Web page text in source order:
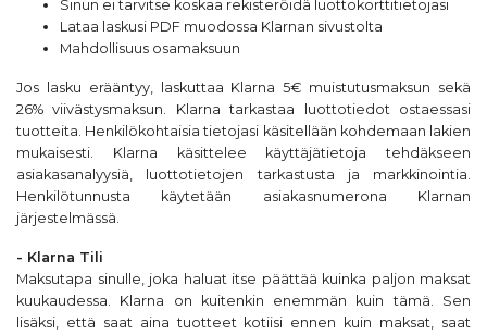
Sinun ei tarvitse koskaa rekisteröidä luottokorttitietojasi
Lataa laskusi PDF muodossa Klarnan sivustolta
Mahdollisuus osamaksuun
Jos lasku erääntyy, laskuttaa Klarna 5€ muistutusmaksun sekä
26% viivästysmaksun. Klarna tarkastaa luottotiedot ostaessasi
tuotteita. Henkilökohtaisia tietojasi käsitellään kohdemaan lakien
mukaisesti. Klarna käsittelee käyttäjätietoja tehdäkseen
asiakasanalyysiä, luottotietojen tarkastusta ja markkinointia.
Henkilötunnusta käytetään asiakasnumerona Klarnan
järjestelmässä.
- Klarna Tili
Maksutapa sinulle, joka haluat itse päättää kuinka paljon maksat
kuukaudessa. Klarna on kuitenkin enemmän kuin tämä. Sen
lisäksi, että saat aina tuotteet kotiisi ennen kuin maksat, saat